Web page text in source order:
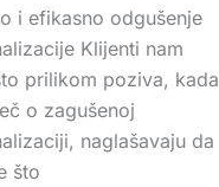
i efikasno odgušenje
Klijenti nam
prilikom poziva, kada
o zagušenoj
naglašavaju da
što